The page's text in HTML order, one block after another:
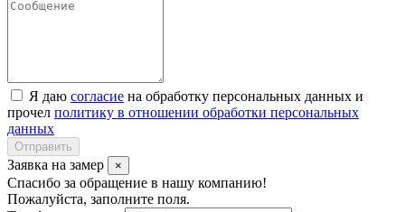
Я даю согласие на обработку персональных данных и
прочел политику в отношении обработки персональных
данных
Отправить
Заявка на замер ×
Спасибо за обращение в нашу компанию!
Пожалуйста, заполните поля.